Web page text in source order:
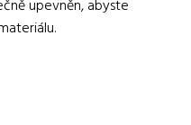
upevněn, abyste